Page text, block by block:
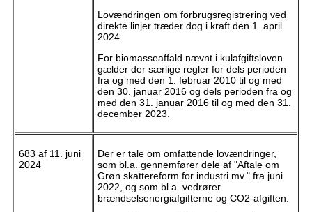
Lovændringen om forbrugsregistrering ved
direkte linjer træder dog i kraft den 1. april
2024.
For biomasseaffald nævnt i kulafgiftsloven
gælder der særlige regler for dels perioden
fra og med den 1. februar 2010 til og med
den 30. januar 2016 og dels perioden fra og
med den 31. januar 2016 til og med den 31.
december 2023.
683 af 11. juni
2024
Der er tale om omfattende lovændringer,
som bl.a. gennemfører dele af "Aftale om
Grøn skattereform for industri mv." fra juni
2022, og som bl.a. vedrører
brændselsenergiafgifterne og CO2-afgiften.